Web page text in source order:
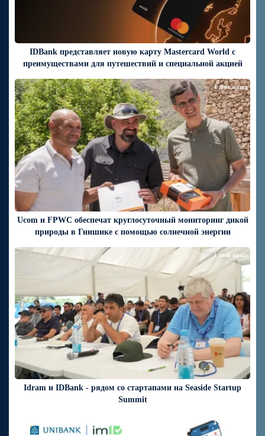
IDBank представляет новую карту Mastercard World с
преимуществами для путешествий и специальной акцией
Ucom и FPWC обеспечат круглосуточный мониторинг дикой
природы в Гнишике с помощью солнечной энергии
1 день назад
Idram и IDBank - рядом со стартапами на Seaside Startup
Summit
3 дней назад
3 дней назад